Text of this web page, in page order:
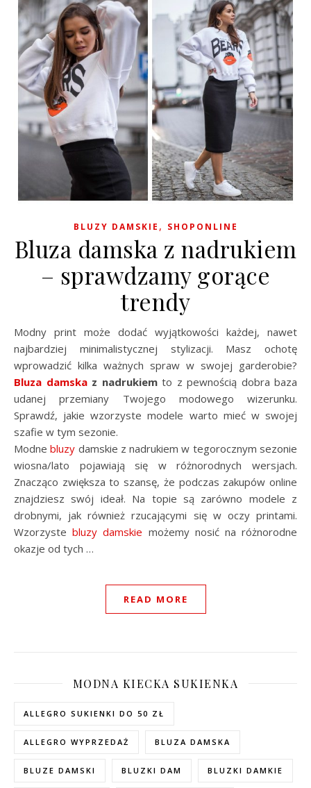
BLUZY DAMSKIE , SHOPONLINE
Bluza damska z nadrukiem
– sprawdzamy gorące
trendy
Modny print może dodać wyjątkowości każdej, nawet
najbardziej minimalistycznej stylizacji. Masz ochotę
wprowadzić kilka ważnych spraw w swojej garderobie?
Bluza damskaz nadrukiemto z pewnością dobra baza
udanej przemiany Twojego modowego wizerunku.
Sprawdź, jakie wzorzyste modele warto mieć w swojej
szafie w tym sezonie.
Modnebluzy damskie z nadrukiem w tegorocznym sezonie
wiosna/lato pojawiają się w różnorodnych wersjach.
Znacząco zwiększa to szansę, że podczas zakupów online
znajdziesz swój ideał. Na topie są zarówno modele z
drobnymi, jak również rzucającymi się w oczy printami.
Wzorzystebluzy damskie możemy nosić na różnorodne
okazje od tych …
READ MORE
MODNA KIECKA SUKIENKA
ALLEGRO SUKIENKI DO 50 ZŁ
ALLEGRO WYPRZEDAŻ BLUZA DAMSKA
BLUZE DAMSKI BLUZKI DAM BLUZKI DAMKIE